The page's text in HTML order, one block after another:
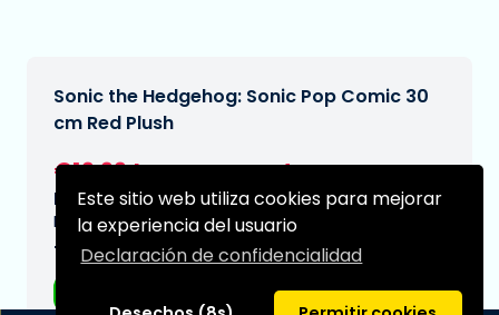
Este sitio web utiliza cookies para mejorar
la experiencia del usuario
Declaración de confidencialidad
Sonic the Hedgehog: Sonic Pop Comic 30
cm Red Plush
€19,99
Fecha de entrega prevista:
N/A
Tipo: